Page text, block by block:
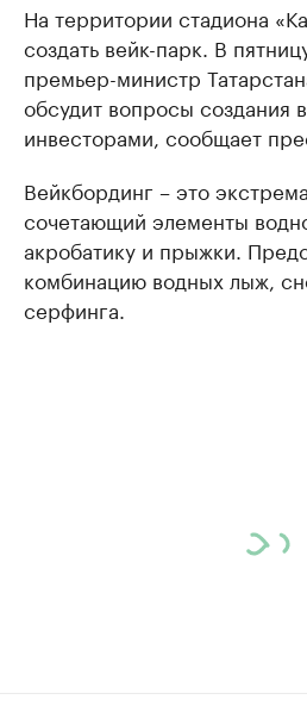
На территории стадиона
создать вейк-парк. В
премьер-министр
обсудит вопросы создания
инвесторами, сообщает
Вейкбординг – это
сочетающий элементы
акробатику и прыжки.
комбинацию водных лыж,
серфинга.